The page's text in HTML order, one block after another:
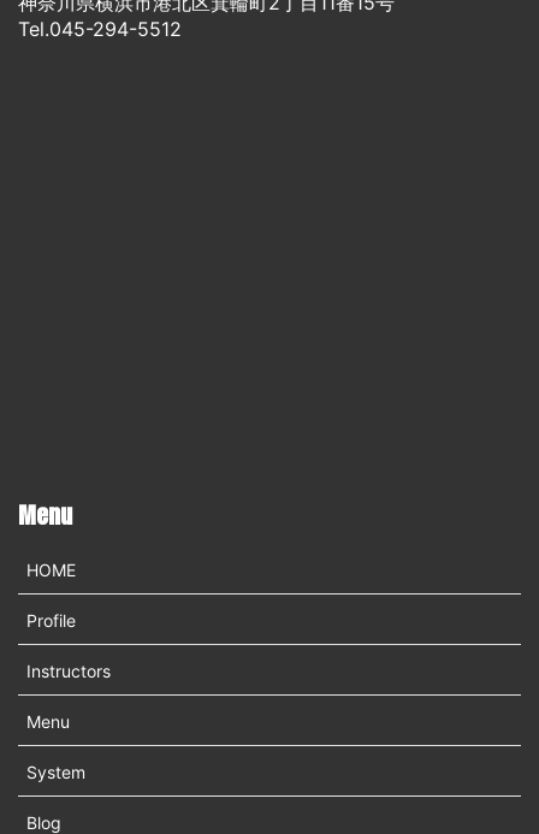
Tel.045-294-5512
Menu
HOME
Profile
Instructors
Menu
System
Blog